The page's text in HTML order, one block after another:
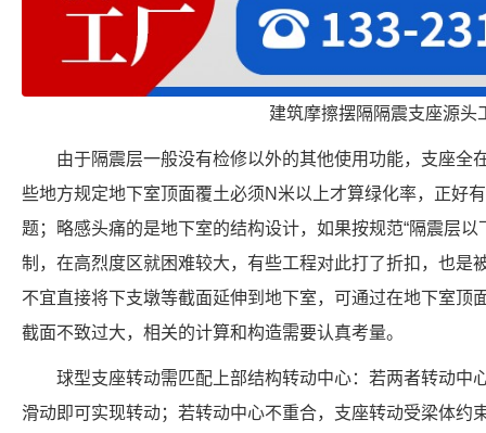
建筑摩擦摆隔隔震支座源头
由于隔震层一般没有检修以外的其他使用功能，支座全
些地方规定地下室顶面覆土必须N米以上才算绿化率，正好
题；略感头痛的是地下室的结构设计，如果按规范“隔震层
制，在高烈度区就困难较大，有些工程对此打了折扣，也是
不宜直接将下支墩等截面延伸到地下室，可通过在地下室顶
截面不致过大，相关的计算和构造需要认真考量。
球型支座转动需匹配上部结构转动中心：若两者转动中
滑动即可实现转动；若转动中心不重合，支座转动受梁体约